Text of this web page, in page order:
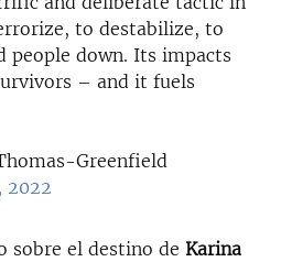
to destabilize, to
people down. Its impacts
– and it fuels
Greenfield
2022
sobre el destino de Karina